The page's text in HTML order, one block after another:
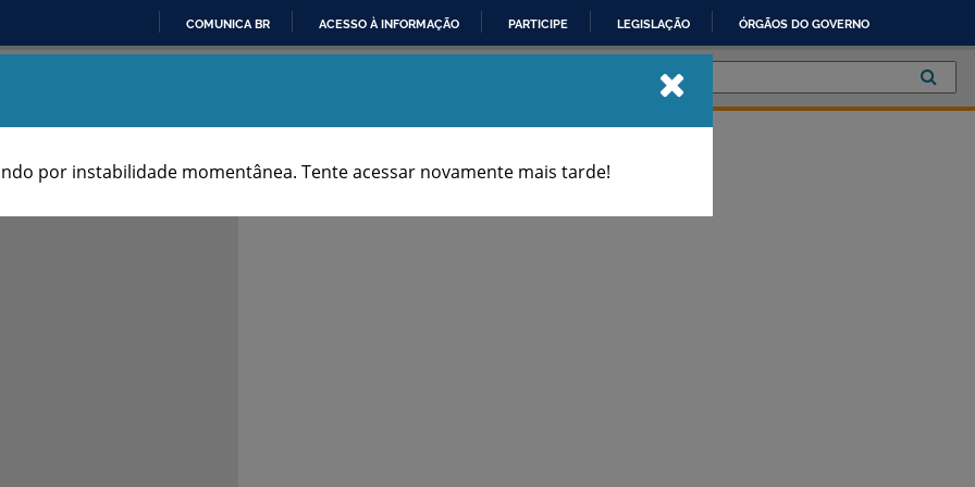
IR
CONTEÚDO
COMUNICA BR ACESSO À INFORMAÇÃO PARTICIPE LEGISLAÇÃO ÓRGÃOS DO GOVERNO
por instabilidade momentânea. Tente acessar novamente mais tarde!